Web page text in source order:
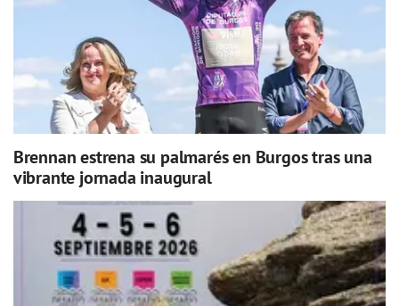
Brennan estrena su palmarés en Burgos tras una
vibrante jornada inaugural